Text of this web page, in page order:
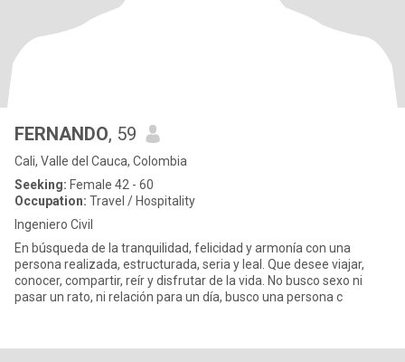
FERNANDO, 59
Cali, Valle del Cauca, Colombia
Seeking: Female 42 - 60
Occupation: Travel / Hospitality
Ingeniero Civil
En búsqueda de la tranquilidad, felicidad y armonía con una
persona realizada, estructurada, seria y leal. Que desee viajar,
conocer, compartir, reír y disfrutar de la vida. No busco sexo ni
pasar un rato, ni relación para un día, busco una persona c